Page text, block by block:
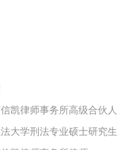
凯律师事务所高级合伙人
大学刑法专业硕士研究生